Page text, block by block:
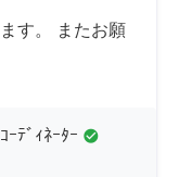
す。 またお願
ｰﾃﾞｨﾈｰﾀｰ check_circle